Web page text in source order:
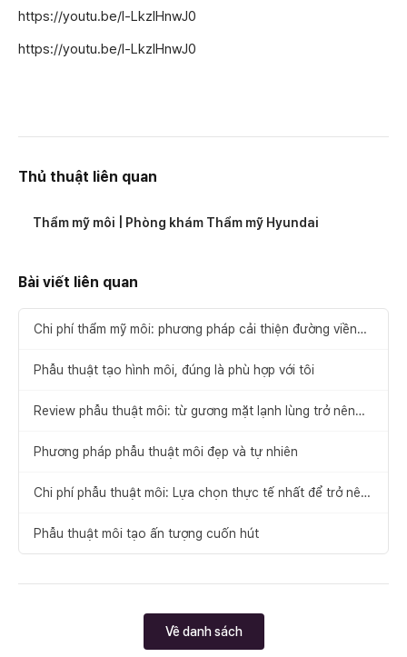
https://youtu.be/l-LkzIHnwJ0
https://youtu.be/l-LkzIHnwJ0
Thủ thuật liên quan
Thẩm mỹ môi | Phòng khám Thẩm mỹ Hyundai
Bài viết liên quan
Chi phí thẩm mỹ môi: phương pháp cải thiện đường viền
Phẫu thuật tạo hình môi, đúng là phù hợp với tôi
Review phẫu thuật môi: từ gương mặt lạnh lùng trở nên
Phương pháp phẫu thuật môi đẹp và tự nhiên
Chi phí phẫu thuật môi: Lựa chọn thực tế nhất để trở nên
Phẫu thuật môi tạo ấn tượng cuốn hút
Về danh sách